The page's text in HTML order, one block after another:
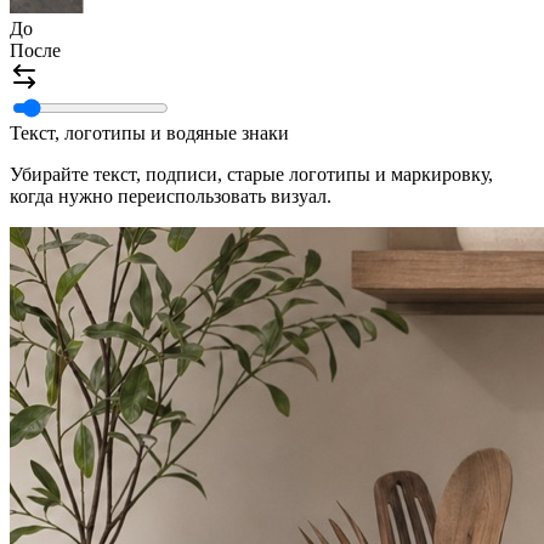
До
После
Текст, логотипы и водяные знаки
Убирайте текст, подписи, старые логотипы и маркировку,
когда нужно переиспользовать визуал.